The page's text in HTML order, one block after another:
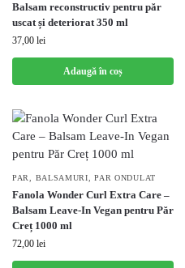
Balsam reconstructiv pentru păr
uscat și deteriorat 350 ml
37,00 lei
Adaugă în coș
PAR BALSAMURI ,PAR ONDULAT
Fanola Wonder Curl Extra Care –
Balsam Leave-In Vegan pentru Păr
Creț 1000 ml
72,00 lei